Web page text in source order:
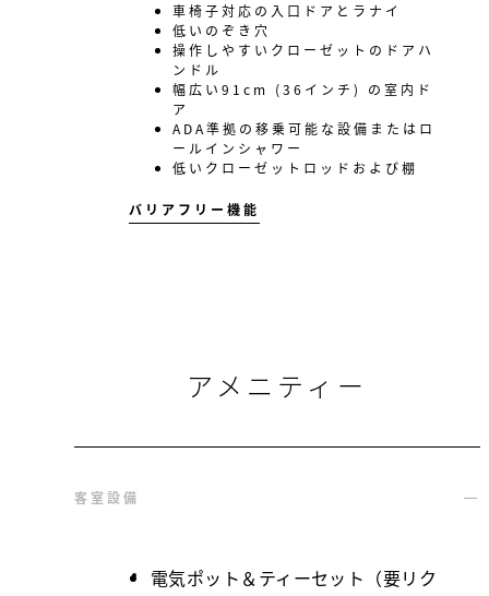
車椅子対応の入口ドアとラナイ
低いのぞき穴
操作しやすいクローゼットのドアハ
ンドル
幅広い91cm (36インチ) の室内ド
ア
ADA準拠の移乗可能な設備またはロ
ールインシャワー
低いクローゼットロッドおよび棚
バリアフリー機能
アメニティー
客室設備
電気ポット＆ティーセット（要リク